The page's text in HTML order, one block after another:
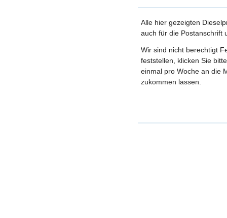
Alle hier gezeigten
auch für die Postanschrift
Wir sind nicht berechtigt
feststellen, klicken Sie
einmal pro Woche an die
zukommen lassen.